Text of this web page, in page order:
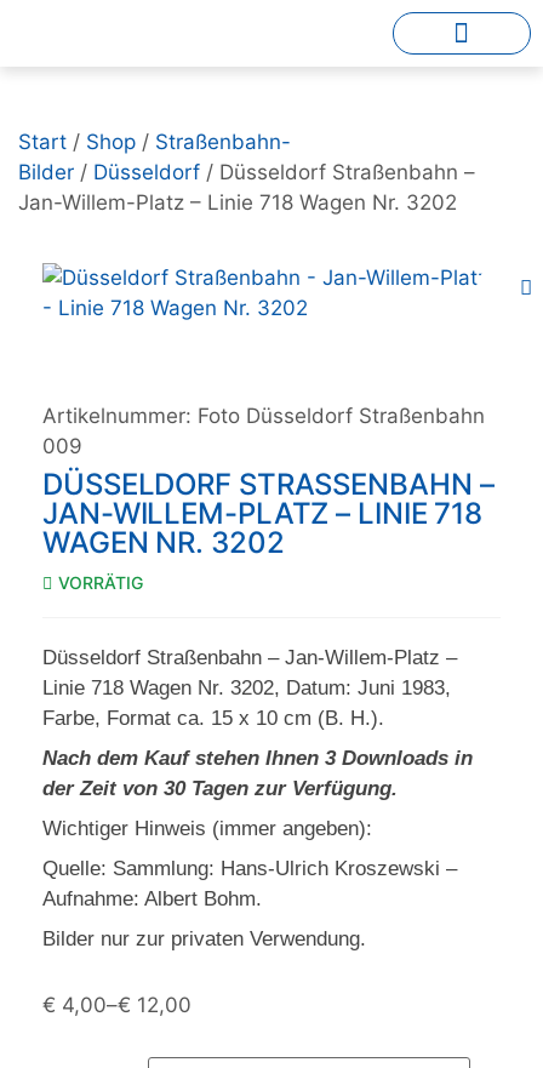
Start / Shop / Straßenbahn-
Bilder / Düsseldorf / Düsseldorf Straßenbahn –
Jan-Willem-Platz – Linie 718 Wagen Nr. 3202
Artikelnummer: Foto Düsseldorf Straßenbahn
009
DÜSSELDORF STRASSENBAHN – J
AN-WILLEM-PLATZ – LINIE 718 W
AGEN NR. 3202
VORRÄTIG
Düsseldorf Straßenbahn – Jan-Willem-Platz –
Linie 718 Wagen Nr. 3202, Datum: Juni 1983,
Farbe, Format ca. 15 x 10 cm (B. H.).
Nach dem Kauf stehen Ihnen 3 Downloads in
der Zeit von 30 Tagen zur Verfügung.
Wichtiger Hinweis (immer angeben):
Quelle: Sammlung: Hans-Ulrich Kroszewski –
Aufnahme: Albert Bohm.
Bilder nur zur privaten Verwendung.
€ 4,00–€ 12,00